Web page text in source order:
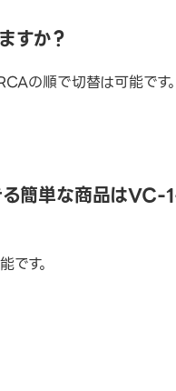
すか？
の順で切替は可能です。
簡単な商品はVC-
す。